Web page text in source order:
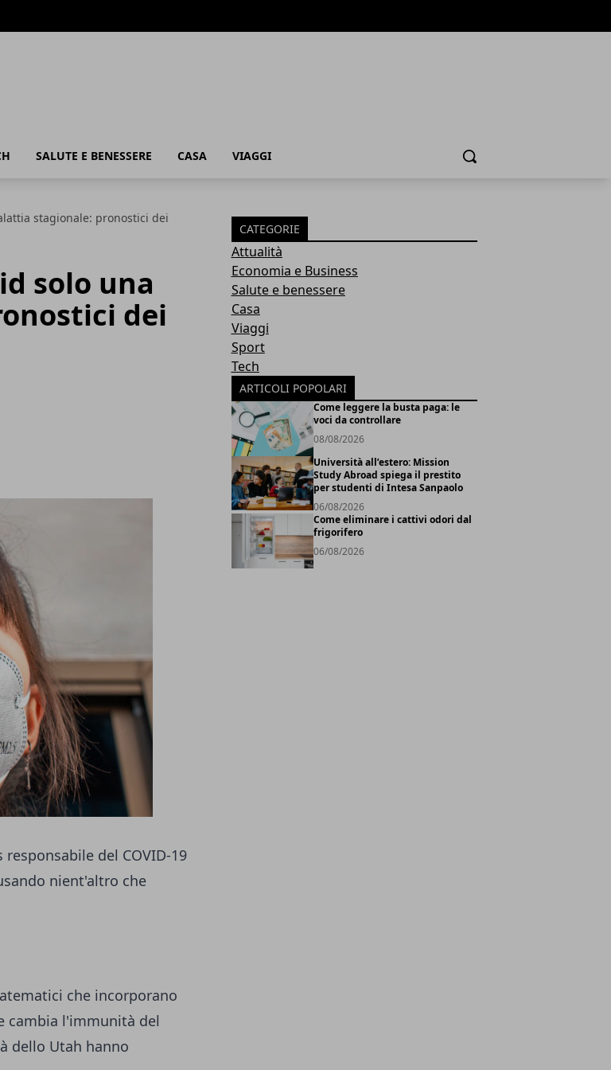
SALUTE E BENESSERE CASA VIAGGI Cerca
stagionale: pronostici dei
solo una
dei
del COVID-19
nient'altro che
che incorporano
cambia l'immunità del
dello Utah hanno
CATEGORIE
Attualità
Economia e Business
Salute e benessere
Casa
Viaggi
Sport
Tech
ARTICOLI POPOLARI
Come leggere la busta paga: le
voci da controllare
08/08/2026
Università all’estero: Mission
Study Abroad spiega il prestito
per studenti di Intesa Sanpaolo
06/08/2026
Come eliminare i cattivi odori dal
frigorifero
06/08/2026